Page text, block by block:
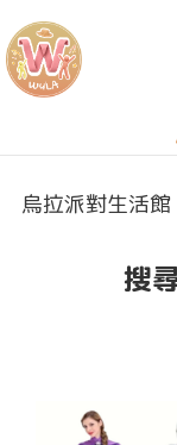
烏拉派對生活館
烏拉派對生活館
搜